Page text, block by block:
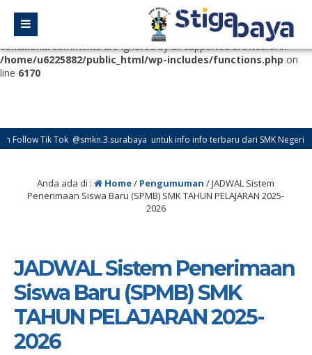
Deprecated
: Function WP_Dependencies->add_data() was called
with an argument that is
deprecated
since version 6.9.0! IE
conditional comments are ignored by all supported browsers. in
/home/u6225882/public_html/wp-includes/functions.php on
line 6170
Tok @smkn.3.surabaya untuk info info terbaru dari SMK Negeri 3 Surabaya
Anda ada di : Home/ Pengumuman /JADWAL Sistem
Penerimaan Siswa Baru (SPMB) SMK TAHUN PELAJARAN 2025-
2026
JADWAL Sistem Penerimaan
Siswa Baru (SPMB) SMK
TAHUN PELAJARAN 2025-
2026